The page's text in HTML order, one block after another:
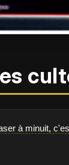
à minuit,